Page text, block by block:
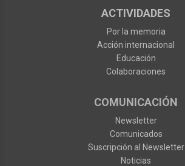
ACTIVIDADES
Por la memoria
Acción internacional
Educación
Colaboraciones
COMUNICACIÓN
Newsletter
Comunicados
Suscripción al Newsletter
Noticias